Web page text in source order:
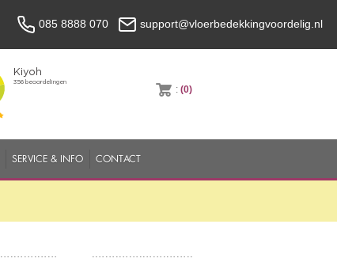
085 8888 070 support@vloerbedekkingvoordelig.nl
:(0)
SERVICE & INFO CONTACT